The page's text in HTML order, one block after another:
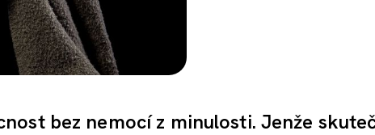
bez nemocí z minulosti. Jenže